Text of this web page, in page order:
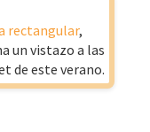
rectangular,
un vistazo a las
de este verano.